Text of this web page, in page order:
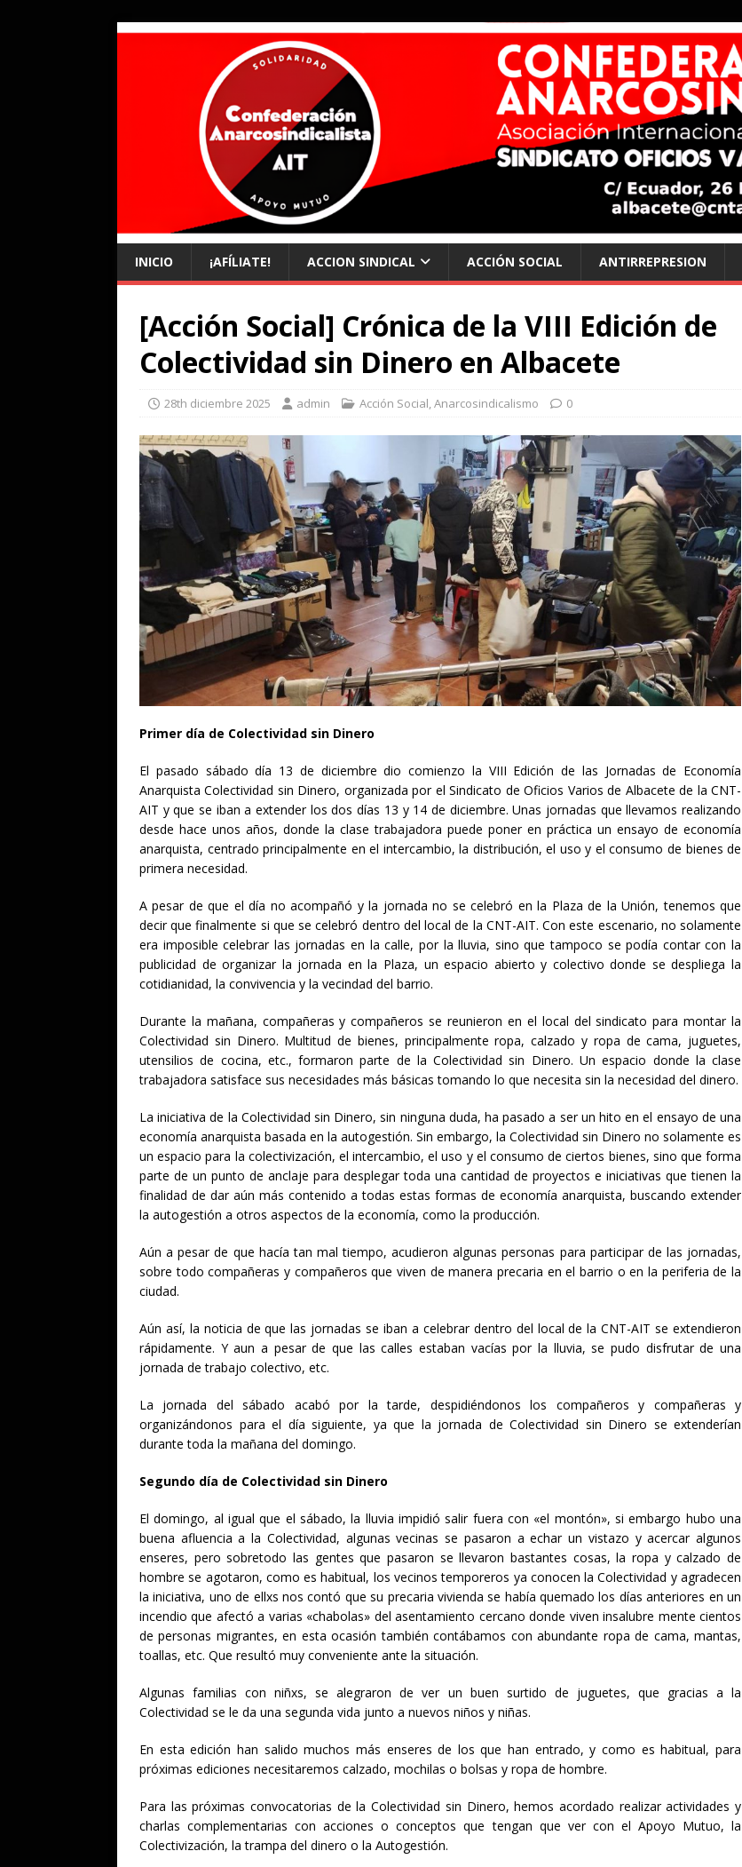
INICIO ¡AFÍLIATE! ACCION SINDICAL ACCIÓN SOCIAL ANTIRREPRESION
[Acción Social] Crónica de la VIII Edición de
Colectividad sin Dinero en Albacete
28th diciembre 2025 admin Acción Social,Anarcosindicalismo 0
Primer día de Colectividad sin Dinero
El pasado sábado día 13 de diciembre dio comienzo la VIII Edición de las Jornadas de Economía
Anarquista Colectividad sin Dinero, organizada por el Sindicato de Oficios Varios de Albacete de la CNT-
AIT y que se iban a extender los dos días 13 y 14 de diciembre. Unas jornadas que llevamos realizando
desde hace unos años, donde la clase trabajadora puede poner en práctica un ensayo de economía
anarquista, centrado principalmente en el intercambio, la distribución, el uso y el consumo de bienes de
primera necesidad.
A pesar de que el día no acompañó y la jornada no se celebró en la Plaza de la Unión, tenemos que
decir que finalmente si que se celebró dentro del local de la CNT-AIT. Con este escenario, no solamente
era imposible celebrar las jornadas en la calle, por la lluvia, sino que tampoco se podía contar con la
publicidad de organizar la jornada en la Plaza, un espacio abierto y colectivo donde se despliega la
cotidianidad, la convivencia y la vecindad del barrio.
Durante la mañana, compañeras y compañeros se reunieron en el local del sindicato para montar la
Colectividad sin Dinero. Multitud de bienes, principalmente ropa, calzado y ropa de cama, juguetes,
utensilios de cocina, etc., formaron parte de la Colectividad sin Dinero. Un espacio donde la clase
trabajadora satisface sus necesidades más básicas tomando lo que necesita sin la necesidad del dinero.
La iniciativa de la Colectividad sin Dinero, sin ninguna duda, ha pasado a ser un hito en el ensayo de una
economía anarquista basada en la autogestión. Sin embargo, la Colectividad sin Dinero no solamente es
un espacio para la colectivización, el intercambio, el uso y el consumo de ciertos bienes, sino que forma
parte de un punto de anclaje para desplegar toda una cantidad de proyectos e iniciativas que tienen la
finalidad de dar aún más contenido a todas estas formas de economía anarquista, buscando extender
la autogestión a otros aspectos de la economía, como la producción.
Aún a pesar de que hacía tan mal tiempo, acudieron algunas personas para participar de las jornadas,
sobre todo compañeras y compañeros que viven de manera precaria en el barrio o en la periferia de la
ciudad.
Aún así, la noticia de que las jornadas se iban a celebrar dentro del local de la CNT-AIT se extendieron
rápidamente. Y aun a pesar de que las calles estaban vacías por la lluvia, se pudo disfrutar de una
jornada de trabajo colectivo, etc.
La jornada del sábado acabó por la tarde, despidiéndonos los compañeros y compañeras y
organizándonos para el día siguiente, ya que la jornada de Colectividad sin Dinero se extenderían
durante toda la mañana del domingo.
Segundo día de Colectividad sin Dinero
El domingo, al igual que el sábado, la lluvia impidió salir fuera con «el montón», si embargo hubo una
buena afluencia a la Colectividad, algunas vecinas se pasaron a echar un vistazo y acercar algunos
enseres, pero sobretodo las gentes que pasaron se llevaron bastantes cosas, la ropa y calzado de
hombre se agotaron, como es habitual, los vecinos temporeros ya conocen la Colectividad y agradecen
la iniciativa, uno de ellxs nos contó que su precaria vivienda se había quemado los días anteriores en un
incendio que afectó a varias «chabolas» del asentamiento cercano donde viven insalubre mente cientos
de personas migrantes, en esta ocasión también contábamos con abundante ropa de cama, mantas,
toallas, etc. Que resultó muy conveniente ante la situación.
Algunas familias con niñxs, se alegraron de ver un buen surtido de juguetes, que gracias a la
Colectividad se le da una segunda vida junto a nuevos niños y niñas.
En esta edición han salido muchos más enseres de los que han entrado, y como es habitual, para
próximas ediciones necesitaremos calzado, mochilas o bolsas y ropa de hombre.
Para las próximas convocatorias de la Colectividad sin Dinero, hemos acordado realizar actividades y
charlas complementarias con acciones o conceptos que tengan que ver con el Apoyo Mutuo, la
Colectivización, la trampa del dinero o la Autogestión.